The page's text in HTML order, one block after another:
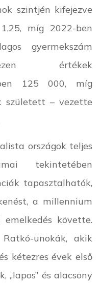
szintjén kifejezve
míg 2022-ben
gyermekszám
értékek
ben 125 000, míg
született – vezette
országok teljes
tekintetében
tapasztalhatók,
a millennium
követte.
unokák, akik
kétezres évek első
„lapos” és alacsony